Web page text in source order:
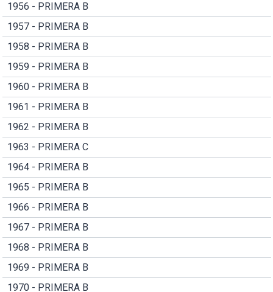
1956 - PRIMERA B
1957 - PRIMERA B
1958 - PRIMERA B
1959 - PRIMERA B
1960 - PRIMERA B
1961 - PRIMERA B
1962 - PRIMERA B
1963 - PRIMERA C
1964 - PRIMERA B
1965 - PRIMERA B
1966 - PRIMERA B
1967 - PRIMERA B
1968 - PRIMERA B
1969 - PRIMERA B
1970 - PRIMERA B